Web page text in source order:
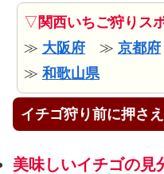
▽ 関西いちご狩りス
≫ 大阪府 ≫ 京都府
≫ 和歌山県
イチゴ狩り前に押さ
美味しいイチゴの見